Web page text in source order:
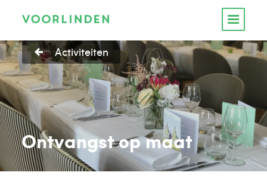
Activiteiten
Ontvangst op maat